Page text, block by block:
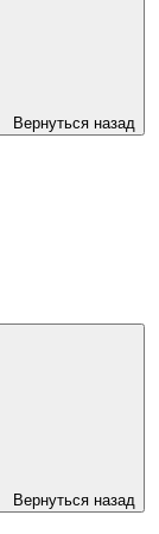
Вернуться назад
Вернуться назад